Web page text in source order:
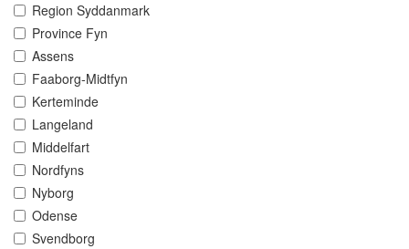
Region Syddanmark
Province Fyn
Assens
Faaborg-Midtfyn
Kerteminde
Langeland
Middelfart
Nordfyns
Nyborg
Odense
Svendborg